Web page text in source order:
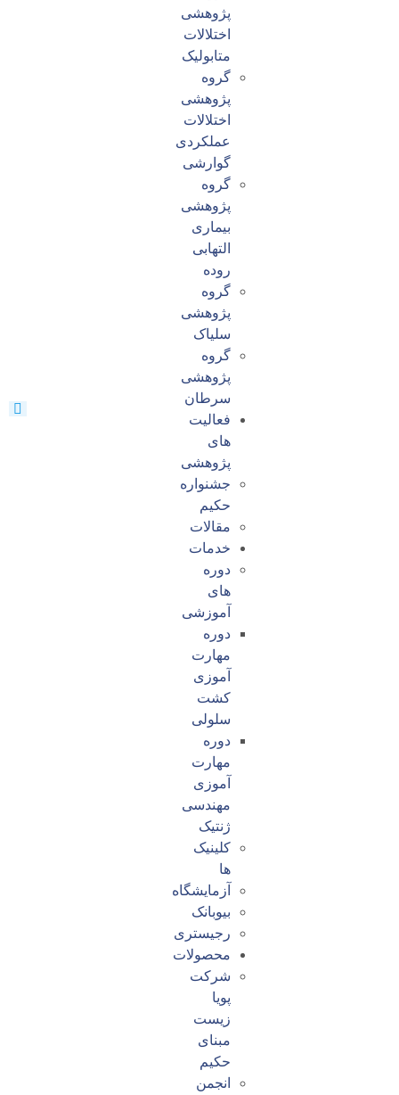
پژوهشی
اختلالات
متابولیک
گروه
پژوهشی
اختلالات
عملکردی
گوارشی
گروه
پژوهشی
بیماری
التهابی
روده
گروه
پژوهشی
سلیاک
گروه
پژوهشی
سرطان
فعالیت
های
پژوهشی
جشنواره
حکیم
مقالات
خدمات
دوره
های
آموزشی
دوره
مهارت
آموزی
کشت
سلولی
دوره
مهارت
آموزی
مهندسی
ژنتیک
کلینیک
ها
آزمایشگاه
بیوبانک
رجیستری
محصولات
شرکت
پویا
زیست
مبنای
حکیم
انجمن